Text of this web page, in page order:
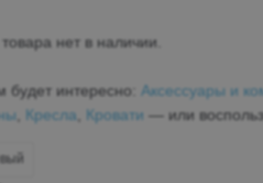
нет в наличии.
будет интересно:Аксессуары и
Кресла Кровати — или